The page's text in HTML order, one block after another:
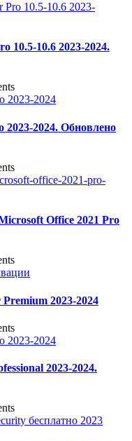
10.5-10.6 2023-2024.
2024. Обновлено
Office 2021 Pro
2023-2024
2023-2024.